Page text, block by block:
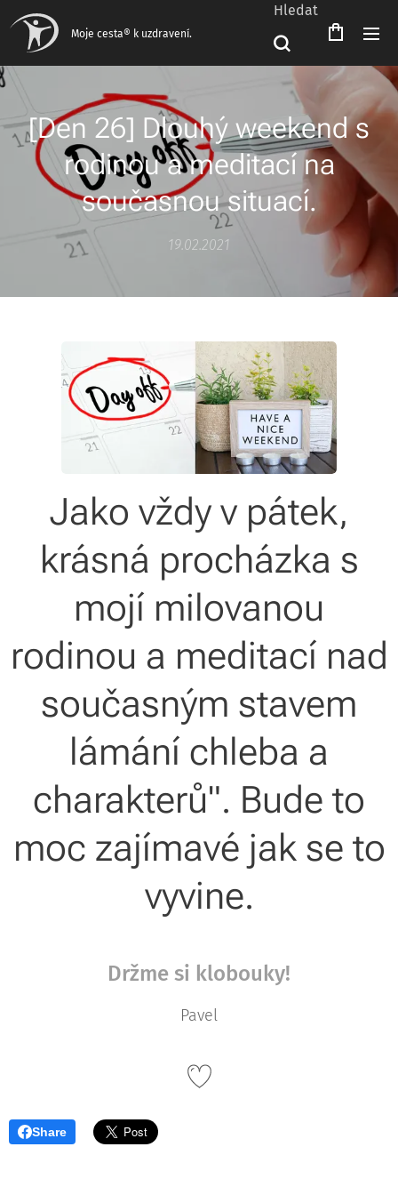
Moje cesta® k uzdravení.
Hledat
[Den 26] Dlouhý weekend s
rodinou a meditací na
současnou situací.
19.02.2021
Jako vždy v pátek,
krásná procházka s
mojí milovanou
rodinou a meditací nad
současným stavem
lámání chleba a
charakterů". Bude to
moc zajímavé jak se to
vyvine.
Držme si klobouky!
Pavel
Share